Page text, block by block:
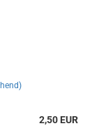
2,50 EUR